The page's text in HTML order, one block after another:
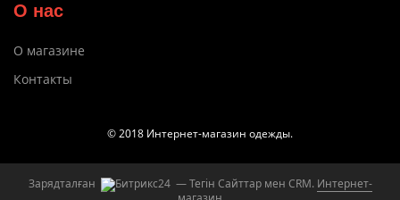
О нас
О магазине
Контакты
© 2018 Интернет-магазин одежды.
Зарядталған — Тегін Сайттар мен CRM. Интернет-